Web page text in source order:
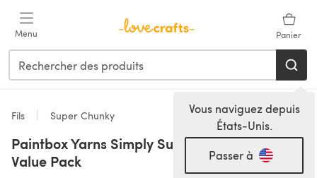
Menu Panier
Vous naviguez depuis
États-Unis.
Passer à
Fils Super Chunky
Paintbox Yarns Simply Super Chunky 10 Ball
Value Pack